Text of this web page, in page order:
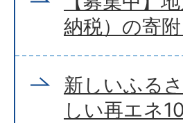
納税）の寄
新しいふる
しい再エネ